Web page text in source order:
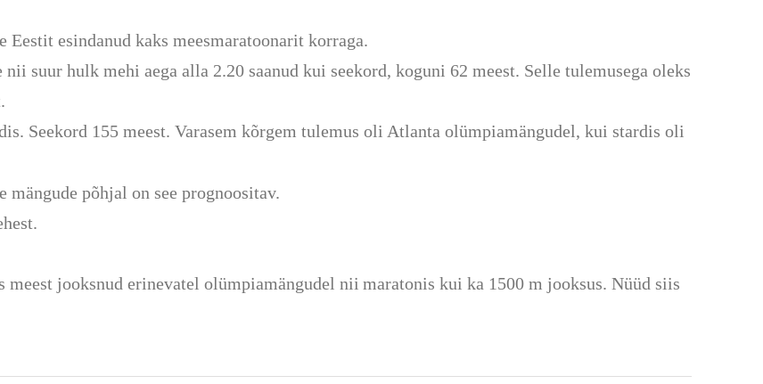
esindanud kaks meesmaratoonarit korraga.
suur hulk mehi aega alla 2.20 saanud kui seekord, koguni 62 meest. Selle tulemusega oleks
Seekord 155 meest. Varasem kõrgem tulemus oli Atlanta olümpiamängudel, kui stardis oli
mängude põhjal on see prognoositav.
jooksnud erinevatel olümpiamängudel nii maratonis kui ka 1500 m jooksus. Nüüd siis